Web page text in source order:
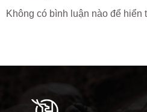
Không có bình luận nào để hiển